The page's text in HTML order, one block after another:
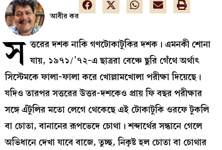
আবীর কর
স ত্তরের দশক নাকি গণটোকাটুকির দশক। এমনকী শোনা
যায়, ১৯৭১/’৭২-এ ছাত্ররা বেঞ্চে ছুরি গেঁথে অর্থাৎ
সিস্টেমকে ফালা-ফালা করে খোল্লামখোলা পরীক্ষা দিয়েছে।
যদিও তারপর সত্তরের উত্তর-দশকেও প্রায় ফি বছর পরীক্ষার
সঙ্গে এঁটুলির মতো লেগে থেকেছে এই টোকাটুকি ওরফে টুকলি
বা চোতা, বানানের রূপভেদে চোথা। শব্দার্থের সন্ধানে গেলে
অভিধানে দেখা যাবে বাজে, তুচ্ছ, নিকৃষ্ট হল চোতা বা চোথার